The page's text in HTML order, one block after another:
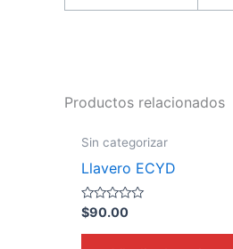
Productos relacionados
Sin categorizar
Llavero ECYD
Valorado
en
0
$90.00